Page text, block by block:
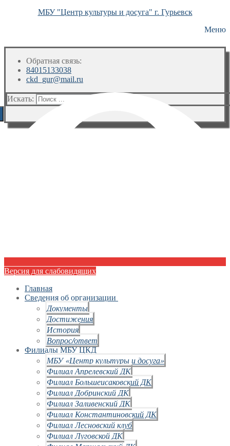
МБУ "Центр культуры и досуга" г. Гурьевск
Меню
Обратная связь:
84015133038
ckd_gur@mail.ru
Искать:
Версия для слабовидящих
Главная
Сведения об организации
Документы
Достижения
История
Вопрос/ответ
Филиалы МБУ ЦКД
МБУ «Центр культуры и досуга»
Филиал Апрелевский ДК
Филиал Большеисаковский ДК
Филиал Добринский ДК
Филиал Заливенский ДК
Филиал Константиновский ДК
Филиал Лесновский клуб
Филиал Луговской ДК